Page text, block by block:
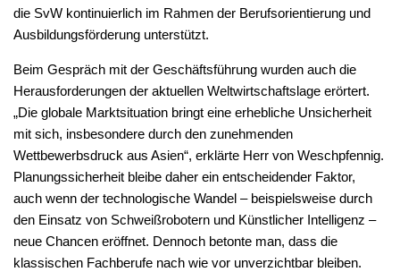
die SvW kontinuierlich im Rahmen der Berufsorientierung und
Ausbildungsförderung unterstützt.
Beim Gespräch mit der Geschäftsführung wurden auch die
Herausforderungen der aktuellen Weltwirtschaftslage erörtert.
„Die globale Marktsituation bringt eine erhebliche Unsicherheit
mit sich, insbesondere durch den zunehmenden
Wettbewerbsdruck aus Asien“, erklärte Herr von Weschpfennig.
Planungssicherheit bleibe daher ein entscheidender Faktor,
auch wenn der technologische Wandel – beispielsweise durch
den Einsatz von Schweißrobotern und Künstlicher Intelligenz –
neue Chancen eröffnet. Dennoch betonte man, dass die
klassischen Fachberufe nach wie vor unverzichtbar bleiben.